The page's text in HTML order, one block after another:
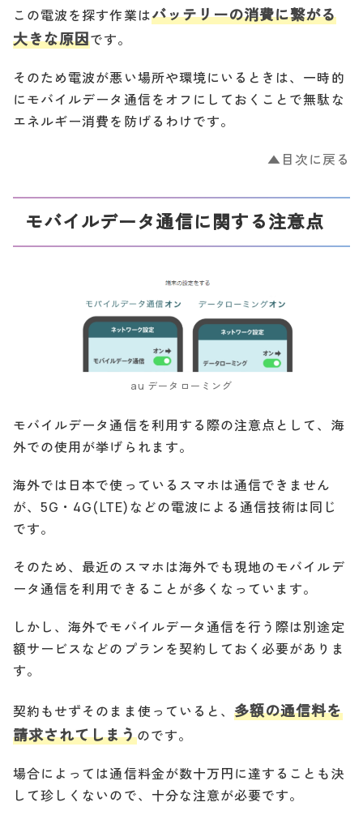
この電波を探す作業はバッテリーの消費に繋がる
大きな原因です。
そのため電波が悪い場所や環境にいるときは、一時的
にモバイルデータ通信をオフにしておくことで無駄な
エネルギー消費を防げるわけです。
▲目次に戻る
モバイルデータ通信に関する注意点
au データローミング
モバイルデータ通信を利用する際の注意点として、海
外での使用が挙げられます。
海外では日本で使っているスマホは通信できません
が、5G・4G(LTE)などの電波による通信技術は同じ
です。
そのため、最近のスマホは海外でも現地のモバイルデ
ータ通信を利用できることが多くなっています。
しかし、海外でモバイルデータ通信を行う際は別途定
額サービスなどのプランを契約しておく必要がありま
す。
契約もせずそのまま使っていると、多額の通信料を
請求されてしまうのです。
場合によっては通信料金が数十万円に達することも決
して珍しくないので、十分な注意が必要です。